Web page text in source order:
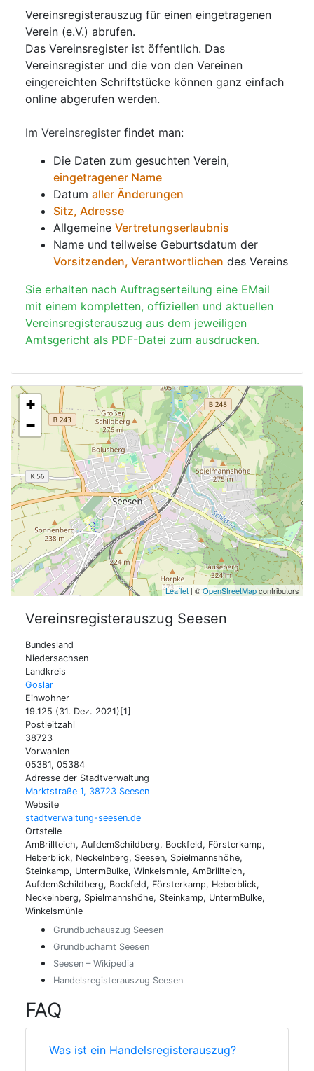
Vereinsregisterauszug für einen eingetragenen
Verein (e.V.) abrufen.
Das Vereinsregister ist öffentlich. Das
Vereinsregister und die von den Vereinen
eingereichten Schriftstücke können ganz einfach
online abgerufen werden.
Im Vereinsregister findet man:
Die Daten zum gesuchten Verein,
eingetragener Name
Datum aller Änderungen
Sitz, Adresse
Allgemeine Vertretungserlaubnis
Name und teilweise Geburtsdatum der
Vorsitzenden, Verantwortlichen des Vereins
Sie erhalten nach Auftragserteilung eine EMail
mit einem kompletten, offiziellen und aktuellen
Vereinsregisterauszug aus dem jeweiligen
Amtsgericht als PDF-Datei zum ausdrucken.
+
−
Leaflet | ©OpenStreetMapcontributors
Vereinsregisterauszug Seesen
Bundesland
Niedersachsen
Landkreis
Goslar
Einwohner
19.125 (31. Dez. 2021)[1]
Postleitzahl
38723
Vorwahlen
05381, 05384
Adresse der Stadtverwaltung
Marktstraße 1, 38723 Seesen
Website
stadtverwaltung-seesen.de
Ortsteile
AmBrillteich, AufdemSchildberg, Bockfeld, Försterkamp,
Heberblick, Neckelnberg, Seesen, Spielmannshöhe,
Steinkamp, UntermBulke, Winkelsmhle, AmBrillteich,
AufdemSchildberg, Bockfeld, Försterkamp, Heberblick,
Neckelnberg, Spielmannshöhe, Steinkamp, UntermBulke,
Winkelsmühle
Grundbuchauszug Seesen
Grundbuchamt Seesen
Seesen – Wikipedia
Handelsregisterauszug Seesen
FAQ
Was ist ein Handelsregisterauszug?